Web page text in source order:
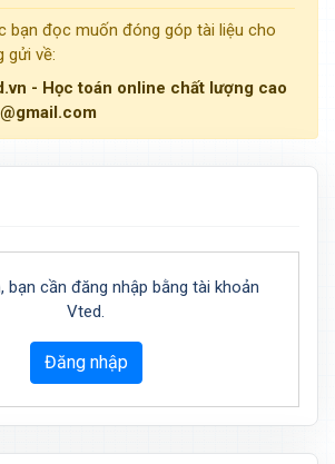
bạn đọc muốn đóng góp tài liệu cho
gửi về:
- Học toán online chất lượng cao
bạn cần đăng nhập bằng tài khoản
Vted.
Đăng nhập